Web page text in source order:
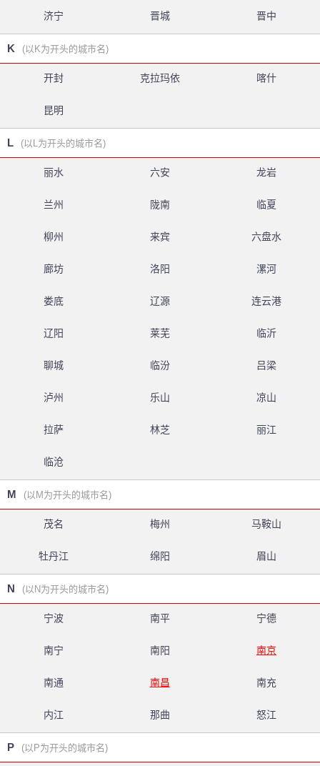
济宁 晋城 晋中
K (以K为开头的城市名)
开封 克拉玛依 喀什
昆明
L (以L为开头的城市名)
丽水 六安 龙岩
兰州 陇南 临夏
柳州 来宾 六盘水
廊坊 洛阳 漯河
娄底 辽源 连云港
辽阳 莱芜 临沂
聊城 临汾 吕梁
泸州 乐山 凉山
拉萨 林芝 丽江
临沧
M (以M为开头的城市名)
茂名 梅州 马鞍山
牡丹江 绵阳 眉山
N (以N为开头的城市名)
宁波 南平 宁德
南宁 南阳 南京
南通 南昌 南充
内江 那曲 怒江
P (以P为开头的城市名)